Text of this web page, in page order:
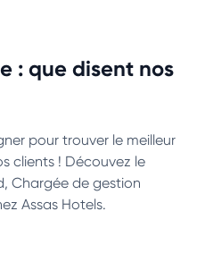
: que disent nos
pour trouver le meilleur
clients ! Découvez le
Chargée de gestion
Assas Hotels.